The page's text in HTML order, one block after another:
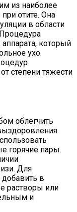
из наиболее
отите. Она
в области
который
ухо.
степени тяжести
облегчить
горячие пары.
Для
в
растворы или
и